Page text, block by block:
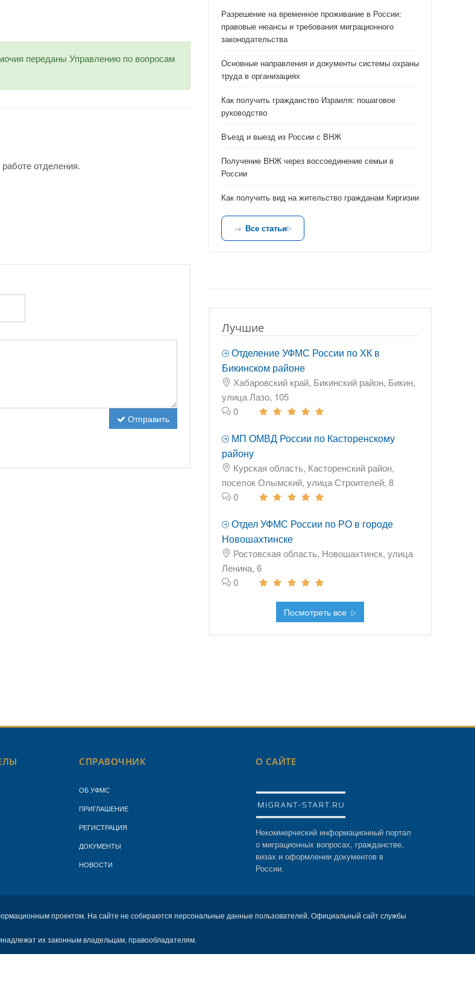
переданы Управлению по вопросам
отделения.
Отправить
Разрешение на временное проживание в России:
правовые нюансы и требования миграционного
законодательства
Основные направления и документы системы охраны
труда в организациях
Как получить гражданство Израиля: пошаговое
руководство
Въезд и выезд из России с ВНЖ
Получение ВНЖ через воссоединение семьи в
России
Как получить вид на жительство гражданам Киргизии
Все статьи
Лучшие
Отделение УФМС России по ХК в
Бикинском районе
Хабаровский край, Бикинский район, Бикин,
улица Лазо, 105
0
МП ОМВД России по Касторенскому
району
Курская область, Касторенский район,
поселок Олымский, улица Строителей, 8
0
Отдел УФМС России по РО в городе
Новошахтинске
Ростовская область, Новошахтинск, улица
Ленина, 6
0
Посмотреть все
СПРАВОЧНИК
ОБ УФМС
ПРИГЛАШЕНИЕ
РЕГИСТРАЦИЯ
ДОКУМЕНТЫ
НОВОСТИ
О САЙТЕ
Некоммерческий информационный портал
о миграционных вопросах, гражданстве,
визах и оформлении документов в
России.
проектом. На сайте не собираются персональные данные пользователей. Официальный сайт службы
их законным владельцам, правообладателям.